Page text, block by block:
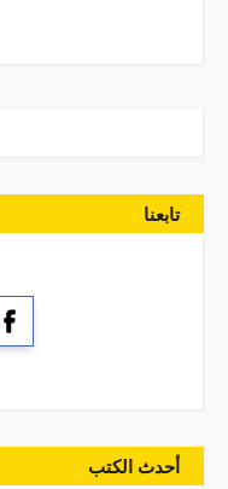
تابعنا
أحدث الكتب